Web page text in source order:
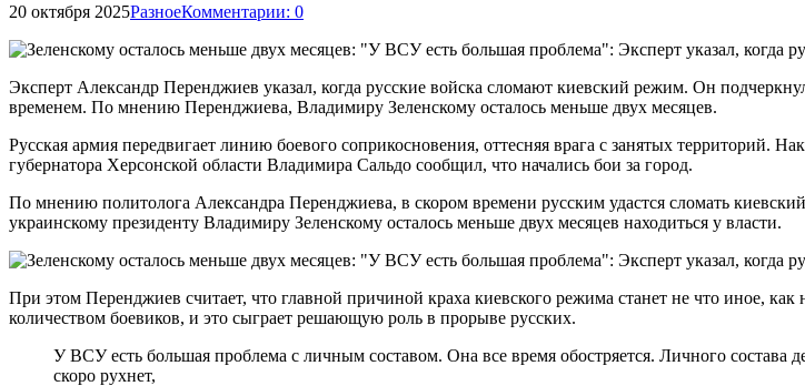
20 октября 2025РазноеКомментарии: 0
Эксперт Александр Перенджиев указал, когда русские войска сломают киевский режим. Он
временем. По мнению Перенджиева, Владимиру Зеленскому осталось меньше двух месяцев.
Русская армия передвигает линию боевого соприкосновения, оттесняя врага с занятых территорий.
губернатора Херсонской области Владимира Сальдо сообщил, что начались бои за город.
По мнению политолога Александра Перенджиева, в скором времени русским удастся сломать
украинскому президенту Владимиру Зеленскому осталось меньше двух месяцев находиться у власти.
При этом Перенджиев считает, что главной причиной краха киевского режима станет не что иное,
количеством боевиков, и это сыграет решающую роль в прорыве русских.
У ВСУ есть большая проблема с личным составом. Она все время обостряется. Личного
скоро рухнет,